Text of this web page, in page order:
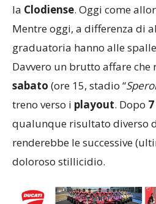
la Clodiense. Oggi come
Mentre oggi, a differenza di
graduatoria hanno alle
Davvero un brutto affare che
sabato (ore 15, stadio “
treno verso i playout. Dopo
qualunque risultato diverso
renderebbe le successive
doloroso stillicidio.